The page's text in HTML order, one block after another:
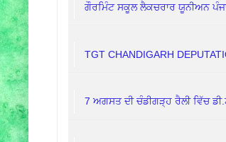
ਗੌਰਮਿੰਟ ਸਕੂਲ ਲੈਕਚਰਾਰ ਯੂਨੀਅਨ
TGT CHANDIGARH
7 ਅਗਸਤ ਦੀ ਚੰਡੀਗੜ੍ਹ ਰੈਲੀ ਵਿੱਚ